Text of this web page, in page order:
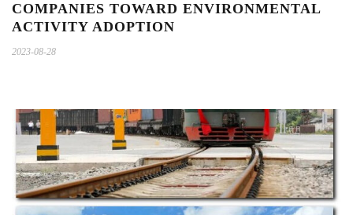
COMPANIES TOWARD ENVIRONMENTAL
ACTIVITY ADOPTION
2023-08-28